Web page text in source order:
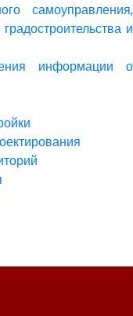
самоуправления,
и
информации о